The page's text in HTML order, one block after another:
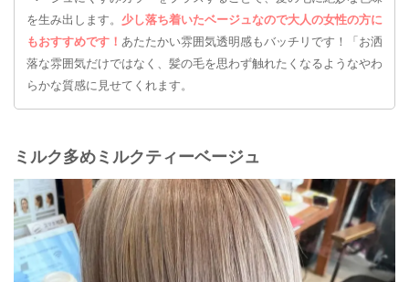
を生み出します。
少し落ち着いたベージュなので大人の女性の方に
もおすすめです！ あたたかい雰囲気透明感もバッチリです！「お洒
落な雰囲気だけではなく、髪の毛を思わず触れたくなるようなやわ
らかな質感に見せてくれます。
ミルク多めミルクティーベージュ